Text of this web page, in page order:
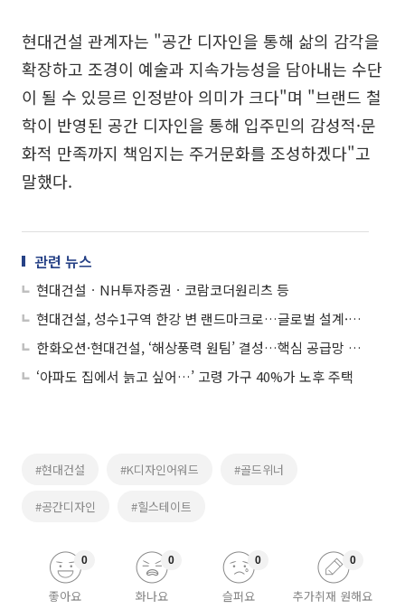
현대건설 관계자는 "공간 디자인을 통해 삶의 감각을
확장하고 조경이 예술과 지속가능성을 담아내는 수단
이 될 수 있믕르 인정받아 의미가 크다"며 "브랜드 철
학이 반영된 공간 디자인을 통해 입주민의 감성적·문
화적 만족까지 책임지는 주거문화를 조성하겠다"고
말했다.
관련 뉴스
현대건설ㆍNH투자증권ㆍ코람코더원리츠 등
현대건설, 성수1구역 한강 변 랜드마크로…글로벌 설계·엔지니어링 그룹과 협업
한화오션·현대건설, ‘해상풍력 원팀’ 결성…핵심 공급망 국산화 나선다
‘아파도 집에서 늙고 싶어…’ 고령 가구 40%가 노후 주택
#현대건설 #K디자인어워드 #골드위너
#공간디자인 #힐스테이트
좋아요
0
화나요
0
슬퍼요
0
추가취재 원해요
0